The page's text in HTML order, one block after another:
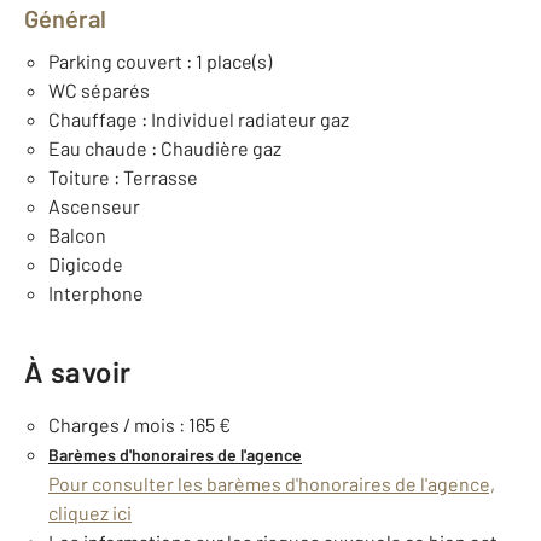
Général
Parking couvert : 1 place(s)
WC séparés
Chauffage : Individuel radiateur gaz
Eau chaude : Chaudière gaz
Toiture : Terrasse
Ascenseur
Balcon
Digicode
Interphone
À savoir
Charges / mois : 165 €
Barèmes d'honoraires de l'agence
Pour consulter les barèmes d'honoraires de l'agence,
cliquez ici